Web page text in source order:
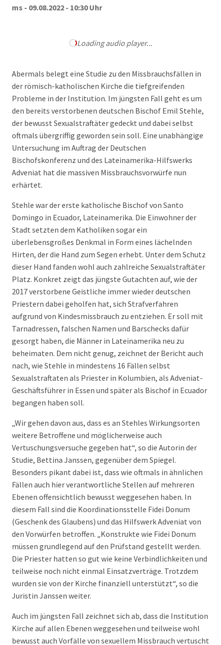
ms - 09.08.2022 - 10:30 Uhr
Loading audio player...
Abermals belegt eine Studie zu den Missbrauchsfällen in
der römisch-katholischen Kirche die tiefgreifenden
Probleme in der Institution. Im jüngsten Fall geht es um
den bereits verstorbenen deutschen Bischof Emil Stehle,
der bewusst Sexualstraftäter gedeckt und dabei selbst
oftmals übergriffig geworden sein soll. Eine unabhängige
Untersuchung im Auftrag der Deutschen
Bischofskonferenz und des Lateinamerika-Hilfswerks
Adveniat hat die massiven Missbrauchsvorwürfe nun
erhärtet.
Stehle war der erste katholische Bischof von Santo
Domingo in Ecuador, Lateinamerika. Die Einwohner der
Stadt setzten dem Katholiken sogar ein
überlebensgroßes Denkmal in Form eines lächelnden
Hirten, der die Hand zum Segen erhebt. Unter dem Schutz
dieser Hand fanden wohl auch zahlreiche Sexualstraftäter
Platz. Konkret zeigt das jüngste Gutachten auf, wie der
2017 verstorbene Geistliche immer wieder deutschen
Priestern dabei geholfen hat, sich Strafverfahren
aufgrund von Kindesmissbrauch zu entziehen. Er soll mit
Tarnadressen, falschen Namen und Barschecks dafür
gesorgt haben, die Männer in Lateinamerika neu zu
beheimaten. Dem nicht genug, zeichnet der Bericht auch
nach, wie Stehle in mindestens 16 Fällen selbst
Sexualstraftaten als Priester in Kolumbien, als Adveniat-
Geschäftsführer in Essen und später als Bischof in Ecuador
begangen haben soll.
„Wir gehen davon aus, dass es an Stehles Wirkungsorten
weitere Betroffene und möglicherweise auch
Vertuschungsversuche gegeben hat“, so die Autorin der
Studie, Bettina Janssen, gegenüber dem Spiegel.
Besonders pikant dabei ist, dass wie oftmals in ähnlichen
Fällen auch hier verantwortliche Stellen auf mehreren
Ebenen offensichtlich bewusst weggesehen haben. In
diesem Fall sind die Koordinationsstelle Fidei Donum
(Geschenk des Glaubens) und das Hilfswerk Adveniat von
den Vorwürfen betroffen. „Konstrukte wie Fidei Donum
müssen grundlegend auf den Prüfstand gestellt werden.
Die Priester hatten so gut wie keine Verbindlichkeiten und
teilweise noch nicht einmal Einsatzverträge. Trotzdem
wurden sie von der Kirche finanziell unterstützt“, so die
Juristin Janssen weiter.
Auch im jüngsten Fall zeichnet sich ab, dass die Institution
Kirche auf allen Ebenen weggesehen und teilweise wohl
bewusst auch Vorfälle von sexuellem Missbrauch vertuscht